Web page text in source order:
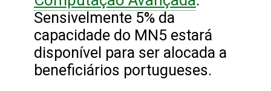
Sensivelmente 5% da
capacidade do MN5 estará
disponível para ser alocada a
beneficiários portugueses.